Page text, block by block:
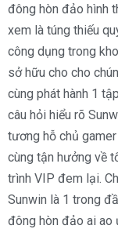
đông hòn đảo hình
xem là túng thiếu
công dụng trong
sở hữu cho cho
cùng phát hành 1
câu hỏi hiểu rõ
tương hỗ chủ
cùng tận hưởng về
trình VIP đem lại.
Sunwin là 1 trong
đông hòn đảo ai ao